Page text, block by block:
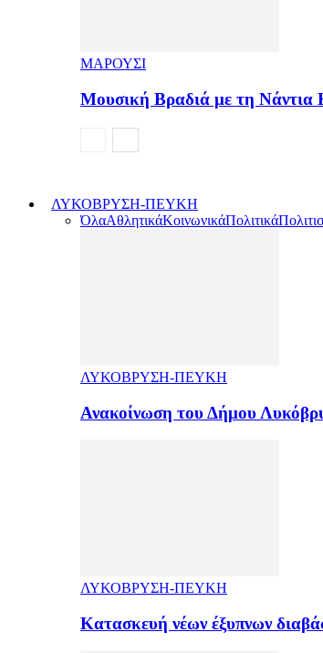
ΜΑΡΟΥΣΙ
Μουσική Βραδιά με τη
ΛΥΚΟΒΡΥΣΗ-ΠΕΥΚΗ
ΌλαΑθλητικάΚοινωνικάΠολιτικά
ΛΥΚΟΒΡΥΣΗ-ΠΕΥΚΗ
Ανακοίνωση του Δήμου
ΛΥΚΟΒΡΥΣΗ-ΠΕΥΚΗ
Κατασκευή νέων έξυπνων